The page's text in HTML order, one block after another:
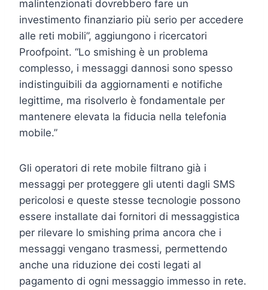
malintenzionati dovrebbero fare un
investimento finanziario più serio per accedere
alle reti mobili”, aggiungono i ricercatori
Proofpoint. “Lo smishing è un problema
complesso, i messaggi dannosi sono spesso
indistinguibili da aggiornamenti e notifiche
legittime, ma risolverlo è fondamentale per
mantenere elevata la fiducia nella telefonia
mobile.”
Gli operatori di rete mobile filtrano già i
messaggi per proteggere gli utenti dagli SMS
pericolosi e queste stesse tecnologie possono
essere installate dai fornitori di messaggistica
per rilevare lo smishing prima ancora che i
messaggi vengano trasmessi, permettendo
anche una riduzione dei costi legati al
pagamento di ogni messaggio immesso in rete.